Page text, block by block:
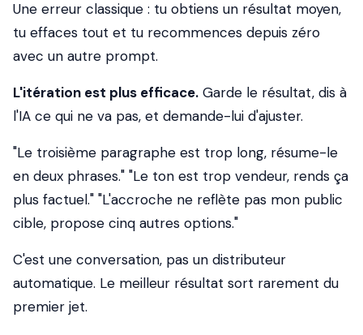
Une erreur classique : tu obtiens un résultat moyen,
tu effaces tout et tu recommences depuis zéro
avec un autre prompt.
L'itération est plus efficace. Garde le résultat, dis à
l'IA ce qui ne va pas, et demande-lui d'ajuster.
"Le troisième paragraphe est trop long, résume-le
en deux phrases." "Le ton est trop vendeur, rends ça
plus factuel." "L'accroche ne reflète pas mon public
cible, propose cinq autres options."
C'est une conversation, pas un distributeur
automatique. Le meilleur résultat sort rarement du
premier jet.